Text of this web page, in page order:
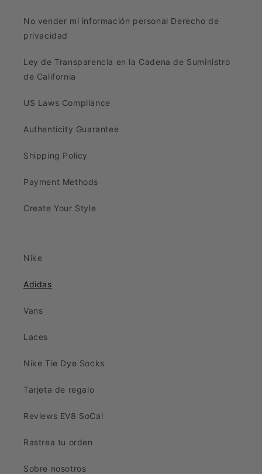
No vender mi información personal Derecho de
privacidad
Ley de Transparencia en la Cadena de Suministro
de California
US Laws Compliance
Authenticity Guarantee
Shipping Policy
Payment Methods
Create Your Style
Nike
Adidas
Vans
Laces
Nike Tie Dye Socks
Tarjeta de regalo
Reviews EV8 SoCal
Rastrea tu orden
Sobre nosotros